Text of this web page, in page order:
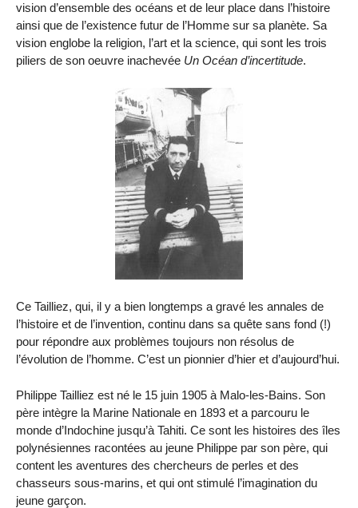
vision d’ensemble des océans et de leur place dans l’histoire
ainsi que de l’existence futur de l’Homme sur sa planète. Sa
vision englobe la religion, l’art et la science, qui sont les trois
piliers de son oeuvre inachevée Un Océan d’incertitude.
Ce Tailliez, qui, il y a bien longtemps a gravé les annales de
l’histoire et de l’invention, continu dans sa quête sans fond (!)
pour répondre aux problèmes toujours non résolus de
l’évolution de l’homme. C’est un pionnier d’hier et d’aujourd’hui.
Philippe Tailliez est né le 15 juin 1905 à Malo-les-Bains. Son
père intègre la Marine Nationale en 1893 et a parcouru le
monde d’Indochine jusqu’à Tahiti. Ce sont les histoires des îles
polynésiennes racontées au jeune Philippe par son père, qui
content les aventures des chercheurs de perles et des
chasseurs sous-marins, et qui ont stimulé l’imagination du
jeune garçon.